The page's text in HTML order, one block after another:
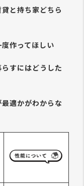
と持ち家どちら
作ってほしい
すにはどうした
適かがわからな